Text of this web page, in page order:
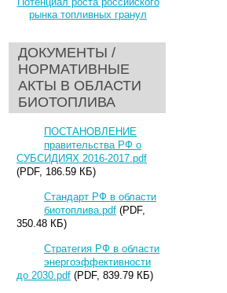
ДОКУМЕНТЫ /
НОРМАТИВНЫЕ
АКТЫ В ОБЛАСТИ
БИОТОПЛИВА
ПОСТАНОВЛЕНИЕ
правительства РФ о
СУБСИДИЯХ 2016-2017.pdf
(PDF, 186.59 КБ)
Стандарт РФ в области
биотоплива.pdf (PDF,
350.48 КБ)
Стратегия РФ в области
энергоэффективности
до 2030.pdf (PDF, 839.79 КБ)